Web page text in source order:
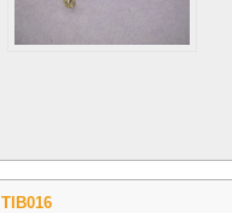
TIB016